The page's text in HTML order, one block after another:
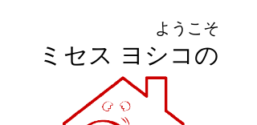
ようこそ
ミセス ヨシコの